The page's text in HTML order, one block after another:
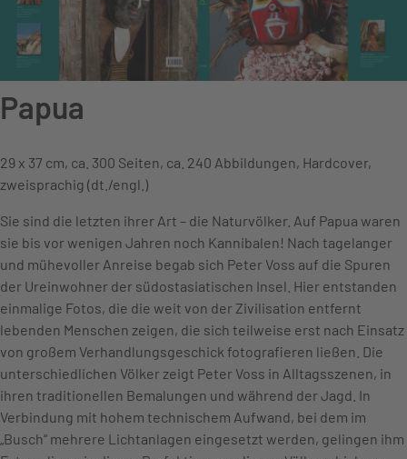
Papua
29 x 37 cm, ca. 300 Seiten, ca. 240 Abbildungen, Hardcover,
zweisprachig (dt./engl.)
Sie sind die letzten ihrer Art – die Naturvölker. Auf Papua waren
sie bis vor wenigen Jahren noch Kannibalen! Nach tagelanger
und mühevoller Anreise begab sich Peter Voss auf die Spuren
der Ureinwohner der südostasiatischen Insel. Hier entstanden
einmalige Fotos, die die weit von der Zivilisation entfernt
lebenden Menschen zeigen, die sich teilweise erst nach Einsatz
von großem Verhandlungsgeschick fotografieren ließen. Die
unterschiedlichen Völker zeigt Peter Voss in Alltagsszenen, in
ihren traditionellen Bemalungen und während der Jagd. In
Verbindung mit hohem technischem Aufwand, bei dem im
„Busch“ mehrere Lichtanlagen eingesetzt werden, gelingen ihm